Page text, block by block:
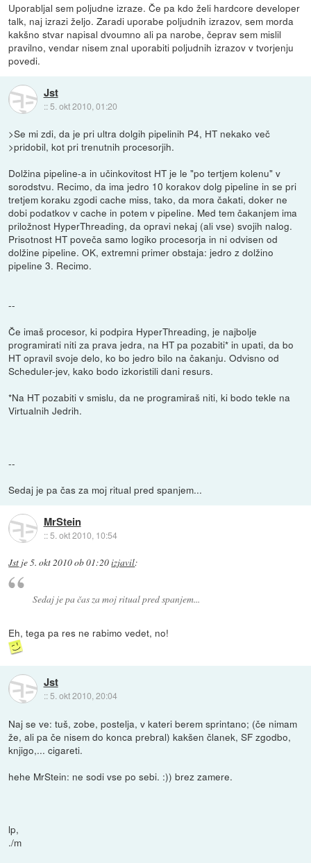
Uporabljal sem poljudne izraze. Če pa kdo želi hardcore developer
talk, naj izrazi željo. Zaradi uporabe poljudnih izrazov, sem morda
kakšno stvar napisal dvoumno ali pa narobe, čeprav sem mislil
pravilno, vendar nisem znal uporabiti poljudnih izrazov v tvorjenju
povedi.
Jst
:: 5. okt 2010, 01:20
>Se mi zdi, da je pri ultra dolgih pipelinih P4, HT nekako več
>pridobil, kot pri trenutnih procesorjih.
Dolžina pipeline-a in učinkovitost HT je le "po tertjem kolenu" v
sorodstvu. Recimo, da ima jedro 10 korakov dolg pipeline in se pri
tretjem koraku zgodi cache miss, tako, da mora čakati, doker ne
dobi podatkov v cache in potem v pipeline. Med tem čakanjem ima
priložnost HyperThreading, da opravi nekaj (ali vse) svojih nalog.
Prisotnost HT poveča samo logiko procesorja in ni odvisen od
dolžine pipeline. OK, extremni primer obstaja: jedro z dolžino
pipeline 3. Recimo.
--
Če imaš procesor, ki podpira HyperThreading, je najbolje
programirati niti za prava jedra, na HT pa pozabiti* in upati, da bo
HT opravil svoje delo, ko bo jedro bilo na čakanju. Odvisno od
Scheduler-jev, kako bodo izkoristili dani resurs.
*Na HT pozabiti v smislu, da ne programiraš niti, ki bodo tekle na
Virtualnih Jedrih.
--
Sedaj je pa čas za moj ritual pred spanjem...
MrStein
::5. okt 2010, 10:54
Jst je5. okt 2010 ob 01:20izjavil:
Sedaj je pa čas za moj ritual pred spanjem...
Eh, tega pa res ne rabimo vedet, no!
Jst
:: 5. okt 2010, 20:04
Naj se ve: tuš, zobe, postelja, v kateri berem sprintano; (če nimam
že, ali pa če nisem do konca prebral) kakšen članek, SF zgodbo,
knjigo,... cigareti.
hehe MrStein: ne sodi vse po sebi. :)) brez zamere.
lp,
./m